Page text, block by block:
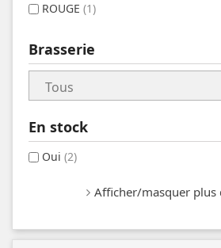
ROUGE (1)
Brasserie
En stock
Oui (2)
Afficher/masquer plus